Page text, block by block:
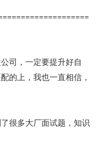
司，一定要提升好自
的上，我也一直相信，
很多大厂面试题，知识